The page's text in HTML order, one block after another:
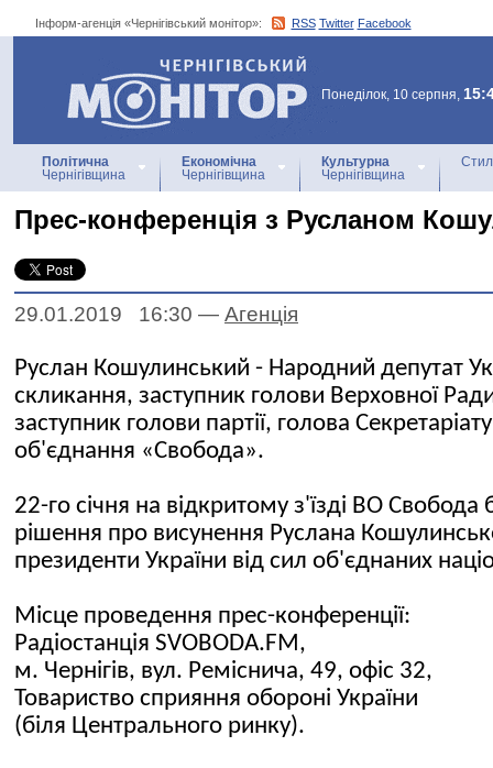
Інформ-агенція «Чернігівський монітор»: RSS Twitter Facebook
Інформ-агенція
«Чернігівський монітор»
Понеділок, 10 серпня,
Політична
Чернігівщина
Економічна
Чернігівщина
Культурна
Чернігівщина
Прес-конференція з Русланом
29.01.2019 16:30 — Агенцiя
Руслан Кошулинський - Народний депутат
скликання, заступник голови Верховної
заступник голови партії, голова
об'єднання «Свобода».
22-го січня на відкритому з'їзді ВО Свобода
рішення про висунення Руслана
президенти України від сил об'єднаних
Місце проведення прес-конференції:
Радіостанція SVOBODA.FM,
м. Чернігів, вул. Реміснича, 49, офіс 32,
Товариство сприяння обороні України
(біля Центрального ринку).